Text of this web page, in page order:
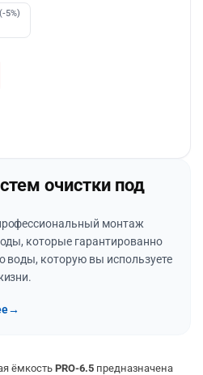
5%)
очистки под
монтаж
которые гарантированно
воды, которую вы используете
→
ёмкостьPRO-6.5предназначена